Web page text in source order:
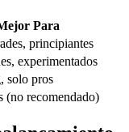
Para
principiantes
experimentados
solo pros
(no recomendado)